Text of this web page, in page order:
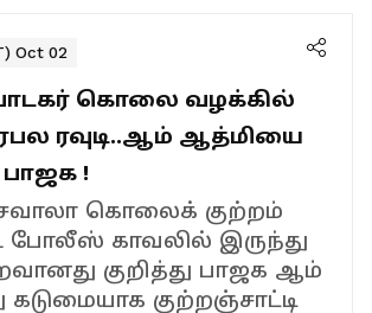
Oct 02
கொலை வழக்கில்
ரவுடி..ஆம் ஆத்மியை
பாஜக !
கொலைக் குற்றம்
போலீஸ் காவலில் இருந்து
குறித்து பாஜக ஆம்
கடுமையாக குற்றஞ்சாட்டி